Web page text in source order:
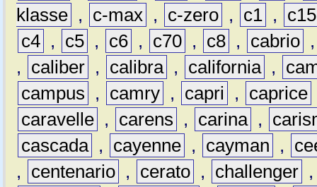
klasse , c-max , c-zero , c1 ,
c15
c4 , c5 , c6 , c70 , c8 , cabrio
,
caliber , calibra , california ,
campus
, camry , capri , caprice
caravelle , carens , carina ,
cascada , cayenne , cayman ,
,
centenario , cerato , challenger